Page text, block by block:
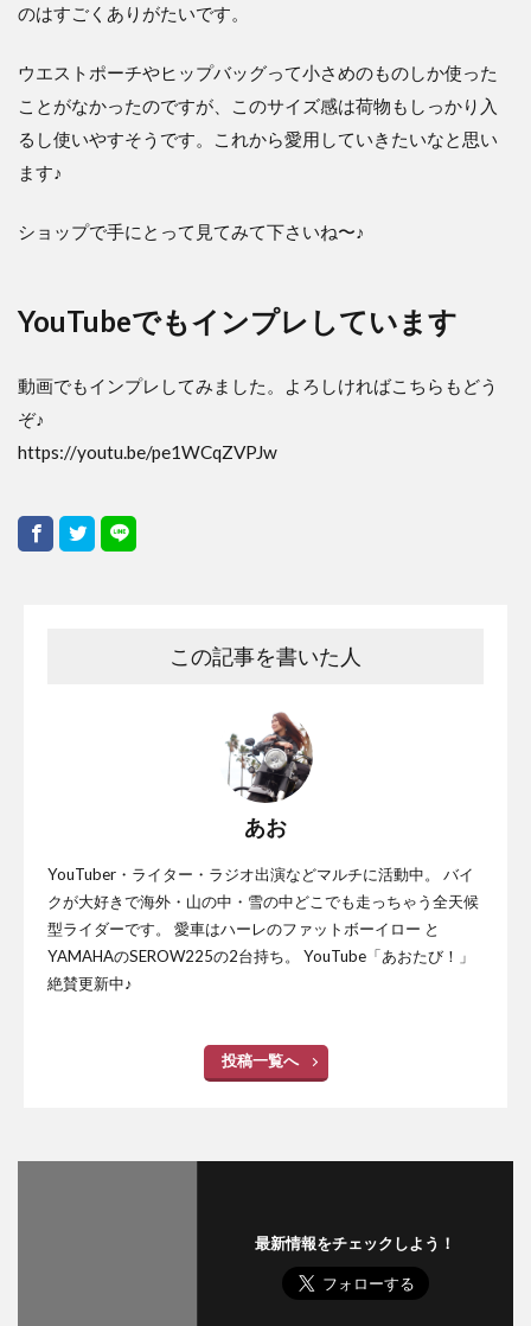
のはすごくありがたいです。
ウエストポーチやヒップバッグって小さめのものしか使った
ことがなかったのですが、このサイズ感は荷物もしっかり入
るし使いやすそうです。これから愛用していきたいなと思い
ます♪
ショップで手にとって見てみて下さいね〜♪
YouTubeでもインプレしています
動画でもインプレしてみました。よろしければこちらもどう
ぞ♪
https://youtu.be/pe1WCqZVPJw
この記事を書いた人
あお
YouTuber・ライター・ラジオ出演などマルチに活動中。 バイ
クが大好きで海外・山の中・雪の中どこでも走っちゃう全天候
型ライダーです。 愛車はハーレのファットボーイロー と
YAMAHAのSEROW225の2台持ち。 YouTube「あおたび！」
絶賛更新中♪
投稿一覧へ
最新情報をチェックしよう！